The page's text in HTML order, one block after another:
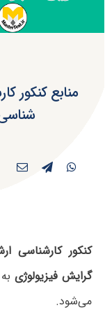
منابع کنکور
کنکور کارشناسی
گرایش فیزیولوژی
می‌شود.